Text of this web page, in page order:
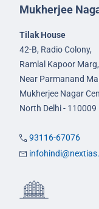
Mukherjee
Tilak House
42-B, Radio Colony,
Ramlal Kapoor Marg,
Near Parmanand
Mukherjee Nagar
North Delhi - 110009
93116-67076